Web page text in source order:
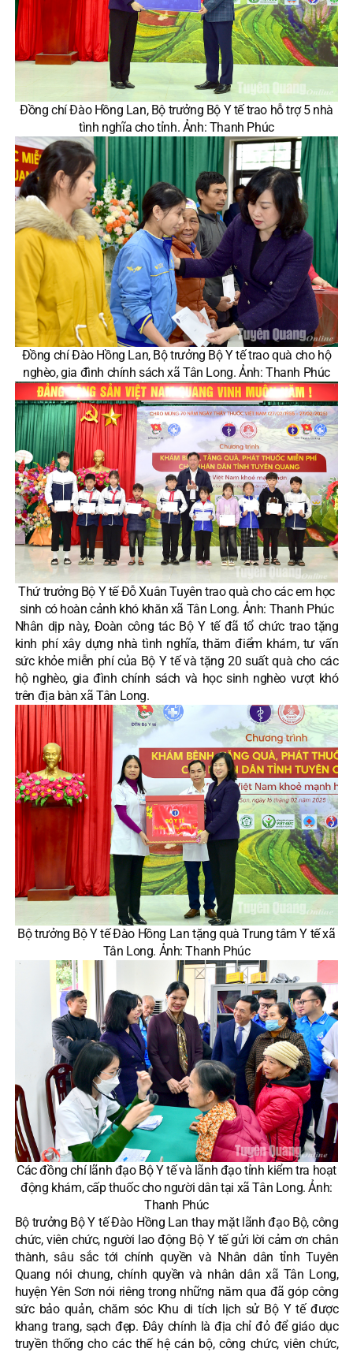
Đồng chí Đào Hồng Lan, Bộ trưởng Bộ Y tế trao hỗ trợ 5 nhà
tình nghĩa cho tỉnh. Ảnh: Thanh Phúc
Đồng chí Đào Hồng Lan, Bộ trưởng Bộ Y tế trao quà cho hộ
nghèo, gia đình chính sách xã Tân Long. Ảnh: Thanh Phúc
Thứ trưởng Bộ Y tế Đỗ Xuân Tuyên trao quà cho các em học
sinh có hoàn cảnh khó khăn xã Tân Long. Ảnh: Thanh Phúc
Nhân dịp này, Đoàn công tác Bộ Y tế đã tổ chức trao tặng
kinh phí xây dựng nhà tình nghĩa, thăm điểm khám, tư vấn
sức khỏe miễn phí của Bộ Y tế và tặng 20 suất quà cho các
hộ nghèo, gia đình chính sách và học sinh nghèo vượt khó
trên địa bàn xã Tân Long.
Bộ trưởng Bộ Y tế Đào Hồng Lan tặng quà Trung tâm Y tế xã
Tân Long. Ảnh: Thanh Phúc
Các đồng chí lãnh đạo Bộ Y tế và lãnh đạo tỉnh kiểm tra hoạt
động khám, cấp thuốc cho người dân tại xã Tân Long. Ảnh:
Thanh Phúc
Bộ trưởng Bộ Y tế Đào Hồng Lan thay mặt lãnh đạo Bộ, công
chức, viên chức, người lao động Bộ Y tế gửi lời cảm ơn chân
thành, sâu sắc tới chính quyền và Nhân dân tỉnh Tuyên
Quang nói chung, chính quyền và nhân dân xã Tân Long,
huyện Yên Sơn nói riêng trong những năm qua đã góp công
sức bảo quản, chăm sóc Khu di tích lịch sử Bộ Y tế được
khang trang, sạch đẹp. Đây chính là địa chỉ đỏ để giáo dục
truyền thống cho các thế hệ cán bộ, công chức, viên chức,